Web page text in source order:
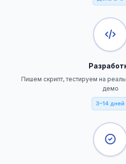
Пишем скрипт, тестируем на
демо
3–14 дней